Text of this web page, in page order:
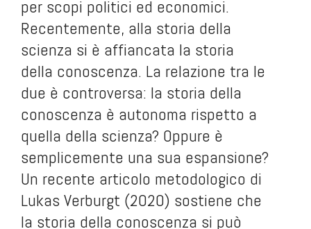
per scopi politici ed economici.
Recentemente, alla storia della
scienza si è affiancata la storia
della conoscenza. La relazione tra le
due è controversa: la storia della
conoscenza è autonoma rispetto a
quella della scienza? Oppure è
semplicemente una sua espansione?
Un recente articolo metodologico di
Lukas Verburgt (2020) sostiene che
la storia della conoscenza si può